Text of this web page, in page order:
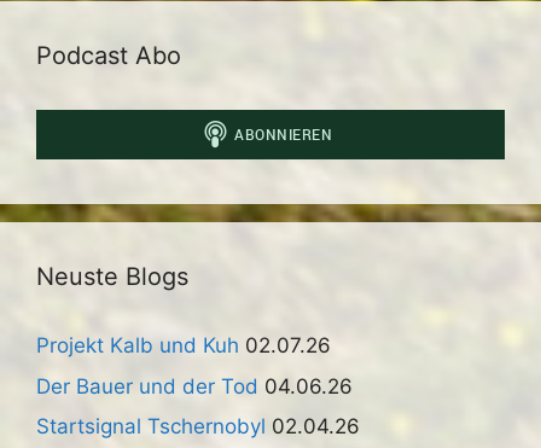
Podcast Abo
Neuste Blogs
Projekt Kalb und Kuh 02.07.26
Der Bauer und der Tod 04.06.26
Startsignal Tschernobyl 02.04.26